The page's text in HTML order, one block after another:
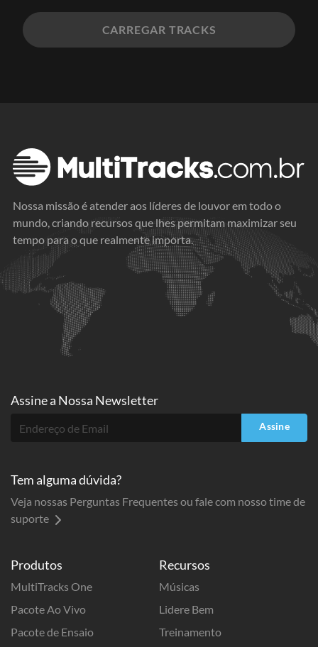
CARREGAR TRACKS
Nossa missão é atender aos líderes de louvor em todo o
mundo, criando recursos que lhes permitam maximizar seu
tempo para o que realmente importa.
Produtos
MultiTracks One
Pacote Ao Vivo
Pacote de Ensaio
Recursos
Músicas
Lidere Bem
Treinamento
Assine a Nossa Newsletter
Assine
Tem alguma dúvida?
Veja nossas Perguntas Frequentes ou fale com nosso time de
suporte